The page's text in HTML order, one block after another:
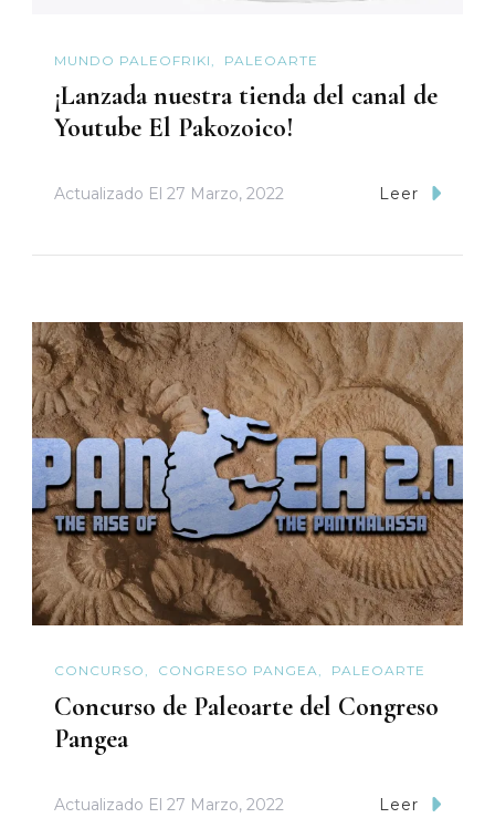
MUNDO PALEOFRIKI PALEOARTE
¡Lanzada nuestra tienda del canal de
Youtube El Pakozoico!
Actualizado El 27 Marzo, 2022 Leer
CONCURSO CONGRESO PANGEA PALEOARTE
Concurso de Paleoarte del Congreso
Pangea
Actualizado El 27 Marzo, 2022 Leer